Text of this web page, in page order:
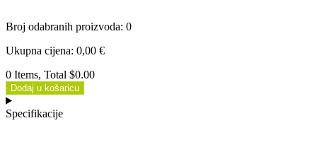
Broj odabranih proizvoda: 0
Ukupna cijena: 0,00 €
0 Items, Total $0.00
Dodaj u košaricu
Specifikacije